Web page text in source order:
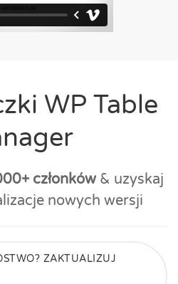
WP Table
członków& uzyskaj
nowych wersji
ZAKTUALIZUJ